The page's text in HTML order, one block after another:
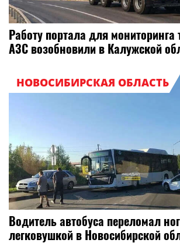
Работу портала для мониторинга
АЗС возобновили в Калужской
НОВОСИБИРСКАЯ ОБЛАСТЬ
Водитель автобуса переломал
легковушкой в Новосибирской